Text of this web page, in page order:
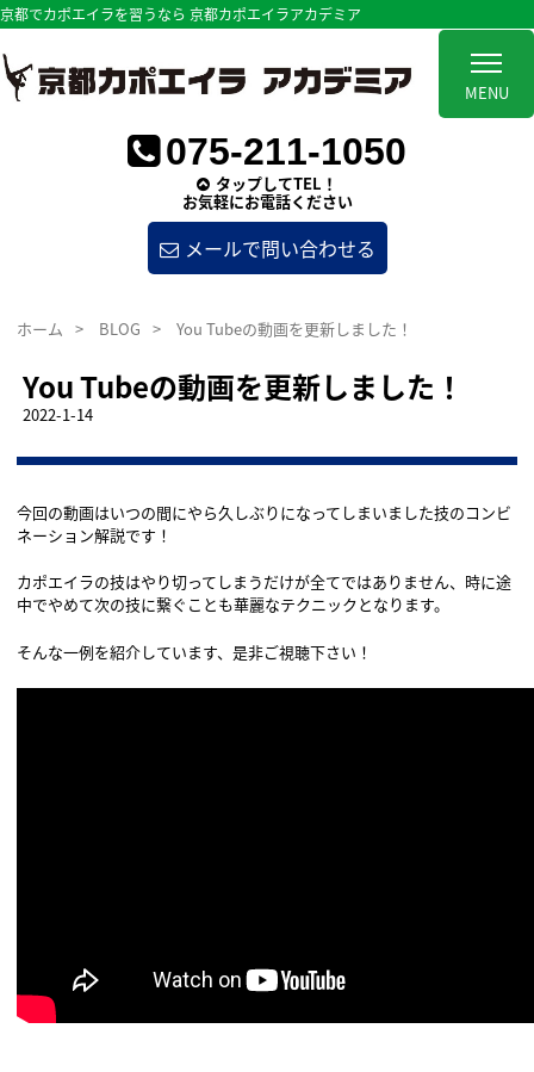
MENU
京都でカポエイラを習うなら 京都カポエイラアカデミア
075-211-1050
タップしてTEL！
お気軽にお電話ください
メールで問い合わせる
ホーム > BLOG > You Tubeの動画を更新しました！
You Tubeの動画を更新しました！
2022-1-14
今回の動画はいつの間にやら久しぶりになってしまいました技のコンビ
ネーション解説です！
カポエイラの技はやり切ってしまうだけが全てではありません、時に途
中でやめて次の技に繋ぐことも華麗なテクニックとなります。
そんな一例を紹介しています、是非ご視聴下さい！